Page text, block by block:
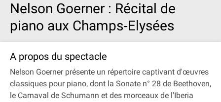
Nelson Goerner : Récital de
piano aux Champs‐Elysées
A propos du spectacle
Nelson Goerner présente un répertoire captivant d'œuvres
classiques pour piano, dont la Sonate n° 28 de Beethoven,
le Carnaval de Schumann et des morceaux de l'Iberia